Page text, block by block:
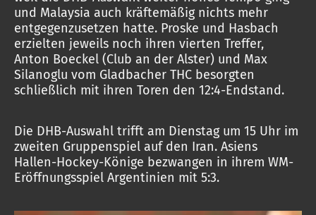
und Malaysia auch kräftemäßig nichts mehr
entgegenzusetzen hatte. Proske und Hasbach
erzielten jeweils noch ihren vierten Treffer,
Anton Boeckel (Club an der Alster) und Max
Silanoglu vom Gladbacher THC besorgten
schließlich mit ihren Toren den 12:4-Endstand.
Die DHB-Auswahl trifft am Dienstag um 15 Uhr im
zweiten Gruppenspiel auf den Iran. Asiens
Hallen-Hockey-Könige bezwangen in ihrem WM-
Eröffnungsspiel Argentinien mit 5:3.